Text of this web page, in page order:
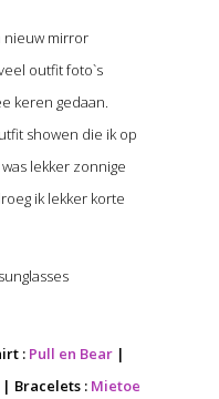
nieuw mirror
outfit foto`s
keren gedaan.
showen die ik op
lekker zonnige
ik lekker korte
: Pull en Bear|
Bracelets : Mietoe